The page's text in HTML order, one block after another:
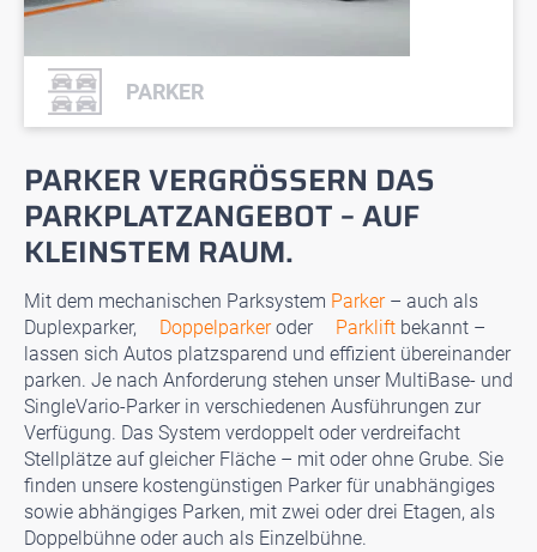
PARKER
PARKER VERGRÖSSERN DAS P
ARKPLATZANGEBOT – AUF K
LEINSTEM RAUM.
Mit dem mechanischen Parksystem Parker– auch als
Duplexparker,
Doppelparkeroder Parklift bekannt –
lassen sich Autos platzsparend und effizient übereinander
parken. Je nach Anforderung stehen unser MultiBase- und
SingleVario-Parker in verschiedenen Ausführungen zur
Verfügung. Das System verdoppelt oder verdreifacht
Stellplätze auf gleicher Fläche – mit oder ohne Grube. Sie
finden unsere kostengünstigen Parker für unabhängiges
sowie abhängiges Parken, mit zwei oder drei Etagen, als
Doppelbühne oder auch als Einzelbühne.